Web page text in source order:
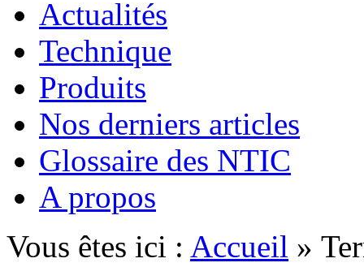
Actualités
Technique
Produits
Nos derniers articles
Glossaire des NTIC
A propos
Vous êtes ici : Accueil »